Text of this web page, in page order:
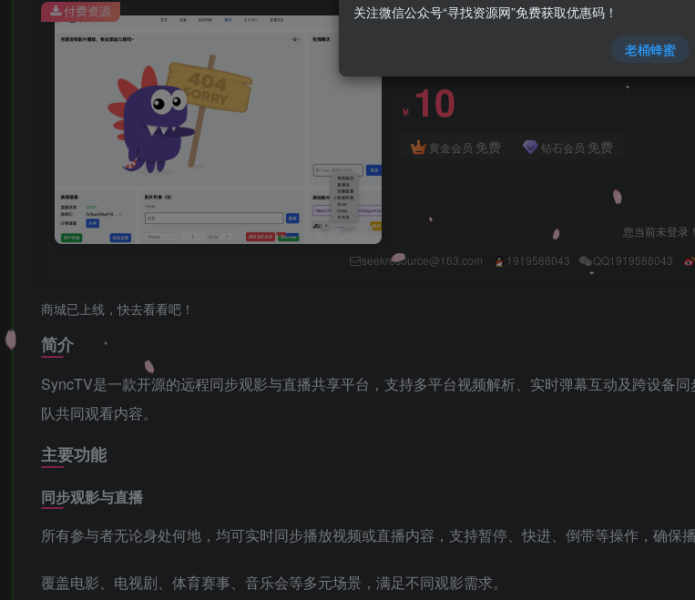
一款开源的远程同步观影与直播共享平台
￥ 10
黄金会员 免费 钻石会员 免费
您当前未登录
seekresource@163.com
1919588043 QQ1919588043
付费资源
商城已上线，快去看看吧！
简介
SyncTV是一款开源的远程同步观影与直播共享平台，支持多平台视频解析、实时弹幕互动及跨设备
队共同观看内容。
主要功能
同步观影与直播
所有参与者无论身处何地，均可实时同步播放视频或直播内容，支持暂停、快进、倒带等操作，确保播
覆盖电影、电视剧、体育赛事、音乐会等多元场景，满足不同观影需求。
关注微信公众号“寻找资源网”免费获取优惠码！
老桶蜂蜜